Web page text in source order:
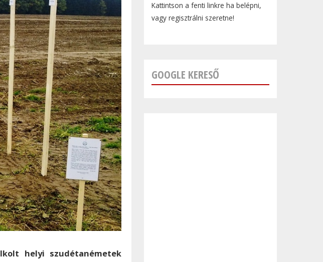
helyi szudétanémetek
Kattintson a fenti linkre ha belépni,
vagy regisztrálni szeretne!
GOOGLE KERESŐ